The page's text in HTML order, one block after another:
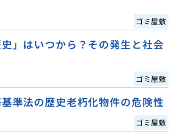
ゴミ屋敷
」はいつから？その発生と社会
ゴミ屋敷
準法の歴史老朽化物件の危険性
ゴミ屋敷